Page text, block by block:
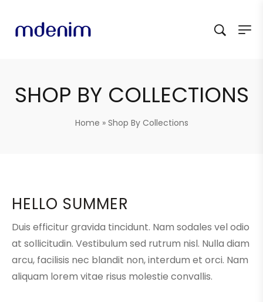
SHOP BY COLLECTIONS
Home » Shop By Collections
HELLO SUMMER
Duis efficitur gravida tincidunt. Nam sodales vel odio
at sollicitudin. Vestibulum sed rutrum nisl. Nulla diam
arcu, facilisis nec blandit non, interdum et orci. Nam
aliquam lorem vitae risus molestie convallis.